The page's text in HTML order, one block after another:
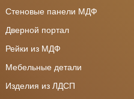
Стеновые панели МДФ
Дверной портал
Рейки из МДФ
Мебельные детали
Изделия из ЛДСП